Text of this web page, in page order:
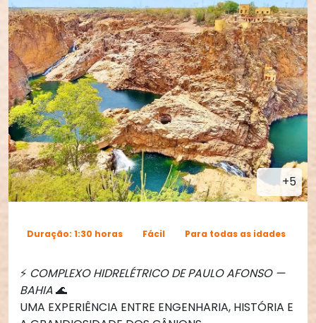
+5
Duração: 1:30 horas Fácil Para todas as idades
⚡ COMPLEXO HIDRELÉTRICO DE PAULO AFONSO —
BAHIA🌊
UMA EXPERIÊNCIA ENTRE ENGENHARIA, HISTÓRIA E